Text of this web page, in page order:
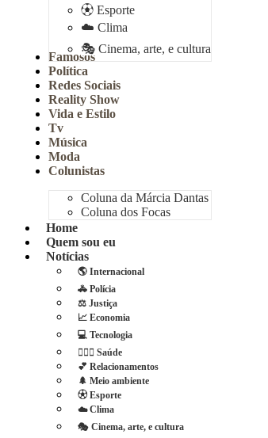
⚽︎ Esporte
☁️ Clima
🎭 Cinema, arte, e cultura
Famosos
Política
Redes Sociais
Reality Show
Vida e Estilo
Tv
Música
Moda
Colunistas
Coluna da Márcia Dantas
Coluna dos Focas
Home
Quem sou eu
Notícias
🌎 Internacional
🚓 Polícia
⚖️ Justiça
📈 Economia
💻 Tecnologia
👩🏻‍⚕️ Saúde
💕 Relacionamentos
🌲 Meio ambiente
⚽︎ Esporte
☁️ Clima
🎭 Cinema, arte, e cultura